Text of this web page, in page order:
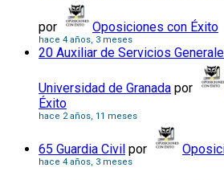
por Oposiciones con Éxito
hace 4 años, 3 meses
20 Auxiliar de Servicios
Universidad de Granada por
Éxito
hace 2 años, 11 meses
65 Guardia Civil por
hace 4 años, 3 meses